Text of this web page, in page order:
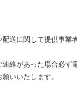
送に関して提供事業
連絡があった場合必ず
いいたします。